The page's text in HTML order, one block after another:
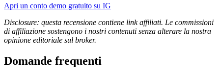
Apri un conto demo gratuito su IG
Disclosure: questa recensione contiene link affiliati. Le commissioni
di affiliazione sostengono i nostri contenuti senza alterare la nostra
opinione editoriale sul broker.
Domande frequenti